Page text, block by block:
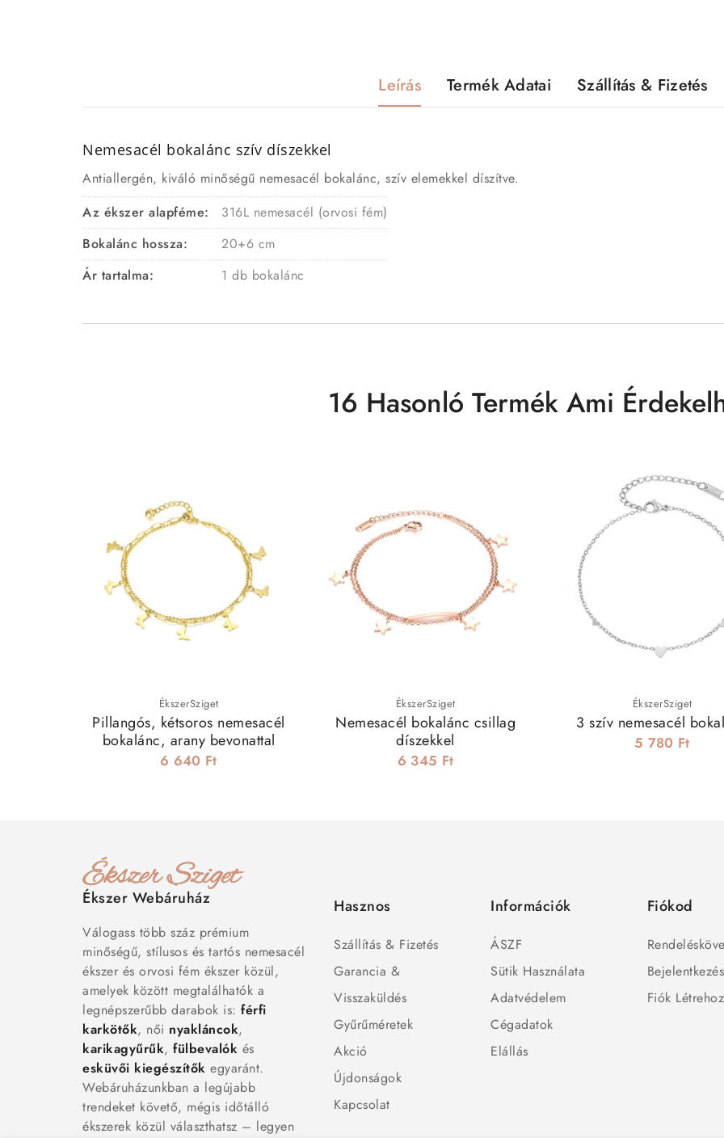
Leírás Termék Adatai Szállítás & Fizetés
Nemesacél bokalánc szív díszekkel
Antiallergén, kiváló minőségű nemesacél bokalánc, szív elemekkel díszítve.
Az ékszer alapféme:
316L nemesacél (orvosi fém)
Bokalánc hossza:
20+6 cm
Ár tartalma:
1 db bokalánc
16 Hasonló Termék Ami
ÉkszerSziget
Pillangós, kétsoros nemesacél
bokalánc, arany bevonattal
6 640 Ft
ÉkszerSziget
Nemesacél bokalánc csillag
díszekkel
6 345 Ft
ÉkszerSziget
3 szív nemesacél
5 780 Ft
Ékszer Webáruház
Válogass több száz prémium
minőségű, stílusos és tartós nemesacél
ékszer és orvosi fém ékszer közül,
amelyek között megtalálhatók a
legnépszerűbb darabok is: férfi
karkötők, női nyakláncok,
karikagyűrűk, fülbevalók és
esküvői kiegészítők egyaránt.
Webáruházunkban a legújabb
trendeket követő, mégis időtálló
ékszerek közül választhatsz – legyen
Hasznos
Szállítás & Fizetés
Garancia &
Visszaküldés
Gyűrűméretek
Akció
Újdonságok
Kapcsolat
Információk
ÁSZF
Sütik Használata
Adatvédelem
Cégadatok
Elállás
Fiókod
Bejelentkezés
Fiók